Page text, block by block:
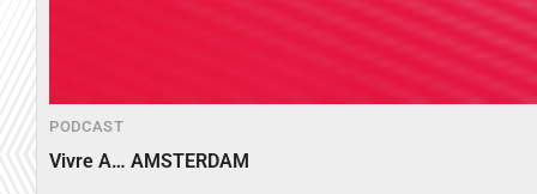
PODCAST
Vivre A… AMSTERDAM